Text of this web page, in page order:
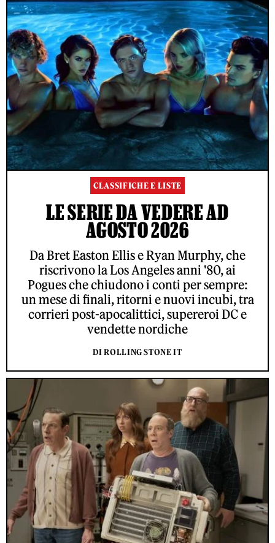
CLASSIFICHE E LISTE
LE SERIE DA VEDERE AD
AGOSTO 2026
Da Bret Easton Ellis e Ryan Murphy, che
riscrivono la Los Angeles anni '80, ai
Pogues che chiudono i conti per sempre:
un mese di finali, ritorni e nuovi incubi, tra
corrieri post-apocalittici, supereroi DC e
vendette nordiche
DI ROLLING STONE IT